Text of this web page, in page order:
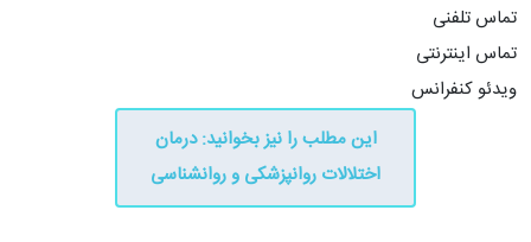
تماس تلفنی
تماس اینترنتی
ویدئو کنفرانس
این مطلب را نیز بخوانید: درمان
اختلالات روانپزشکی و روانشناسی